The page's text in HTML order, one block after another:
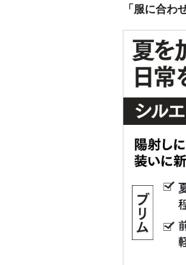
「服に合わ